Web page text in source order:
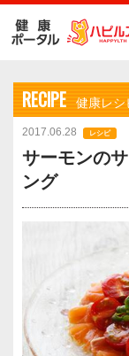
RECIPE 健康レシ
2017.06.28 レシピ
サーモンの
ング